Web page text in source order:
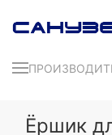
Ёршик